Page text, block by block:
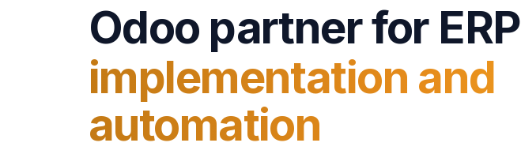
Odoo partner for ERP
implementation and
automation